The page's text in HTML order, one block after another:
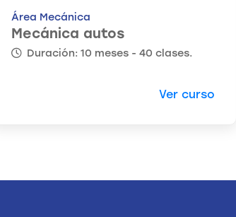
Área Mecánica
Mecánica autos
Duración: 10 meses - 40 clases.
Ver curso